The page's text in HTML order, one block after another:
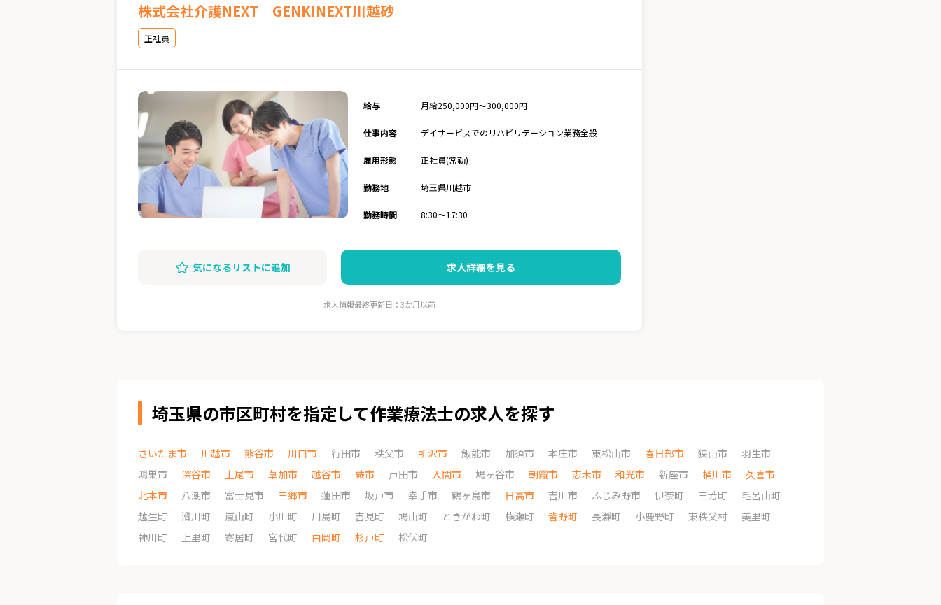
株式会社介護NEXT GENKINEXT川越砂
正社員
給与 月給250,000円～300,000円
仕事内容 デイサービスでのリハビリテーション業務全般
雇用形態 正社員(常勤)
勤務地 埼玉県川越市
勤務時間 8:30～17:30
気になるリストに追加 求人詳細を見る
求人情報最終更新日：3か月以前
埼玉県の市区町村を指定して作業療法士の求人を探す
さいたま市 川越市 熊谷市 川口市 行田市 秩父市 所沢市 飯能市 加須市 本庄市 東松山市 春日部市 狭山市
羽生市
鴻巣市
深谷市 上尾市 草加市 越谷市 蕨市 戸田市 入間市 鳩ヶ谷市 朝霞市 志木市 和光市 新座市 桶川市
久喜市
北本市
八潮市 富士見市 三郷市 蓮田市 坂戸市 幸手市 鶴ヶ島市 日高市 吉川市 ふじみ野市 伊奈町 三芳町
毛呂山町
越生町
滑川町 嵐山町 小川町 川島町 吉見町 鳩山町 ときがわ町 横瀬町 皆野町 長瀞町 小鹿野町 東秩父村
美里町
神川町
上里町 寄居町 宮代町 白岡町 杉戸町 松伏町